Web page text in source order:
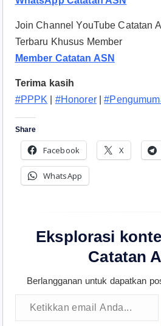
Join Channel YouTube Catatan
Terbaru Khusus Member
Member Catatan ASN
Terima kasih
#PPPK
#Honorer|
Share
Facebook X
WhatsApp
Eksplorasi
Catatan
Berlangganan untuk dapatkan
Ketikkan email Anda...